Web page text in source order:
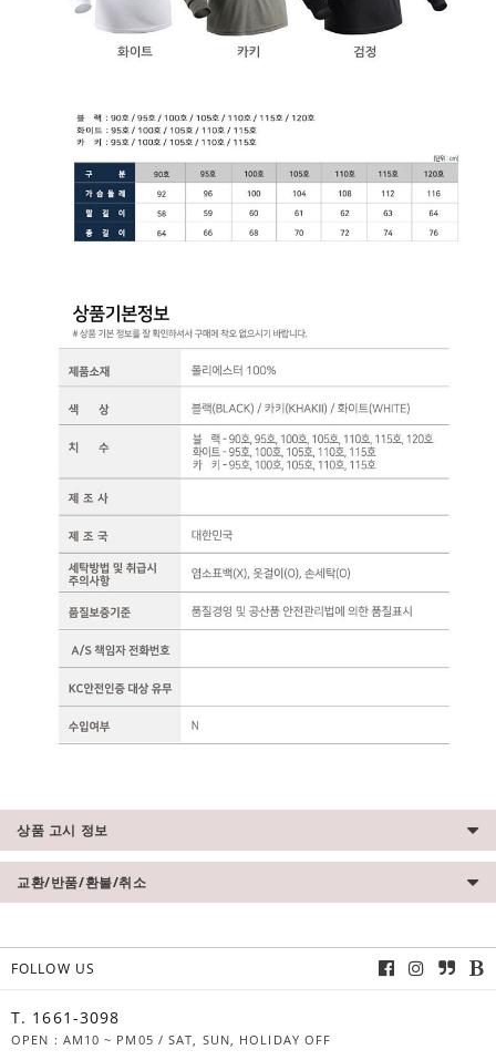
상품 고시 정보
교환/반품/환불/취소
FOLLOW US
T. 1661-3098
OPEN : AM10 ~ PM05 / SAT, SUN, HOLIDAY OFF